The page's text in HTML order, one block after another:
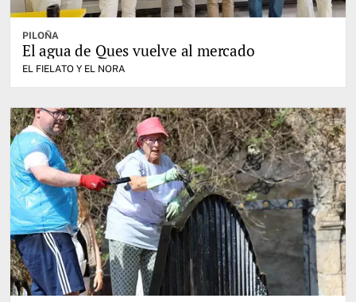
PILOÑA
El agua de Ques vuelve al mercado
EL FIELATO Y EL NORA